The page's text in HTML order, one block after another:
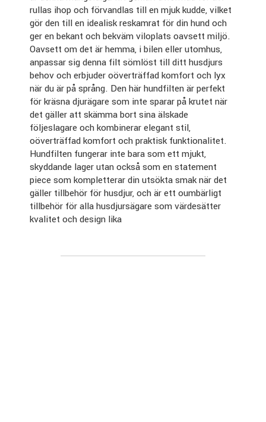
rullas ihop och förvandlas till en mjuk kudde, vilket
gör den till en idealisk reskamrat för din hund och
ger en bekant och bekväm viloplats oavsett miljö.
Oavsett om det är hemma, i bilen eller utomhus,
anpassar sig denna filt sömlöst till ditt husdjurs
behov och erbjuder oöverträffad komfort och lyx
när du är på språng. Den här hundfilten är perfekt
för kräsna djurägare som inte sparar på krutet när
det gäller att skämma bort sina älskade
följeslagare och kombinerar elegant stil,
oöverträffad komfort och praktisk funktionalitet.
Hundfilten fungerar inte bara som ett mjukt,
skyddande lager utan också som en statement
piece som kompletterar din utsökta smak när det
gäller tillbehör för husdjur, och är ett oumbärligt
tillbehör för alla husdjursägare som värdesätter
kvalitet och design lika